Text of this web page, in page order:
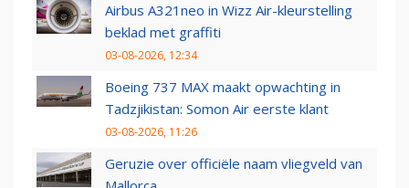
Airbus A321neo in Wizz Air-kleurstelling
beklad met graffiti
03-08-2026, 12:34
Boeing 737 MAX maakt opwachting in
Tadzjikistan: Somon Air eerste klant
03-08-2026, 11:26
Geruzie over officiële naam vliegveld van